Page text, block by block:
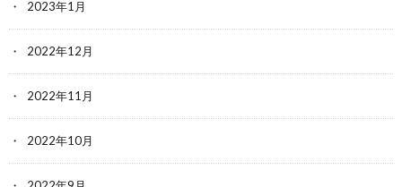
2023年1月
2022年12月
2022年11月
2022年10月